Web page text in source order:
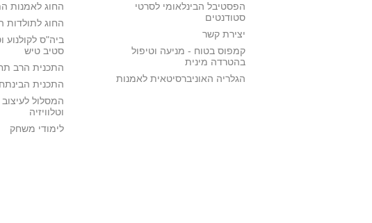
הפסטיבל הבינלאומי לסרטי
סטודנטים
יצירת קשר
קמפוס בטוח - מניעה וטיפול
בהטרדה מינית
הגלריה האוניברסיטאית לאמנות
החוג לאמנות
החוג לתולדות
ביה"ס לקולנוע
סטיב טיש
התכנית הרב
התכנית
המסלול
וטלוויזיה
לימודי משחק